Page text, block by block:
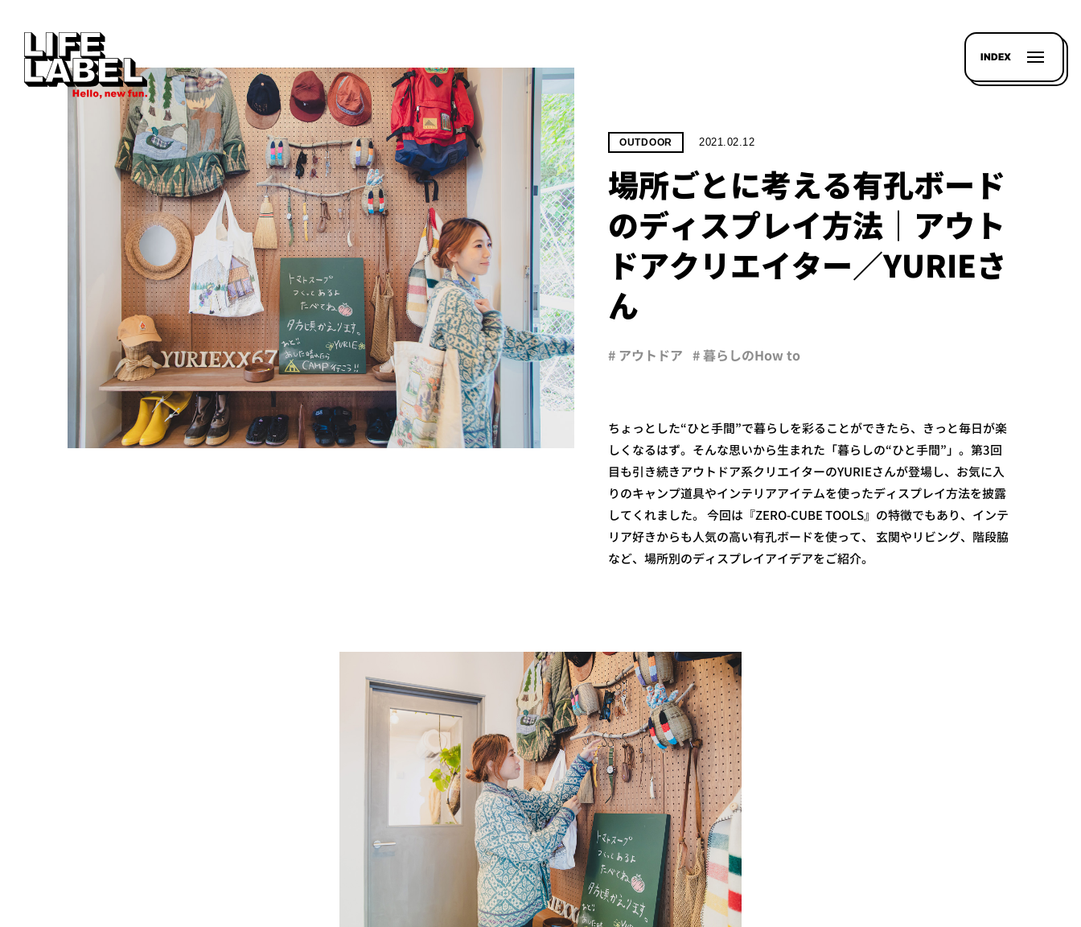
INDEX
OUTDOOR 2021.02.12
場所ごとに考える有孔ボード
のディスプレイ方法｜アウト
ドアクリエイター／YURIEさ
ん
# アウトドア # 暮らしのHow to
ちょっとした“ひと手間”で暮らしを彩ることができたら、きっと毎日が楽
しくなるはず。そんな思いから生まれた「暮らしの“ひと手間”」。第3回
目も引き続きアウトドア系クリエイターのYURIEさんが登場し、お気に入
りのキャンプ道具やインテリアアイテムを使ったディスプレイ方法を披露
してくれました。 今回は『ZERO-CUBE TOOLS』の特徴でもあり、インテ
リア好きからも人気の高い有孔ボードを使って、 玄関やリビング、階段脇
など、場所別のディスプレイアイデアをご紹介。